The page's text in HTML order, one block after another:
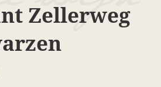
Zellerweg